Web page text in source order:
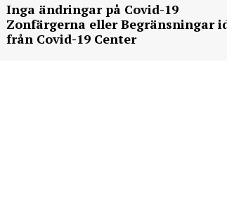
Inga ändringar på Covid-19
Zonfärgerna eller Begränsningar
från Covid-19 Center